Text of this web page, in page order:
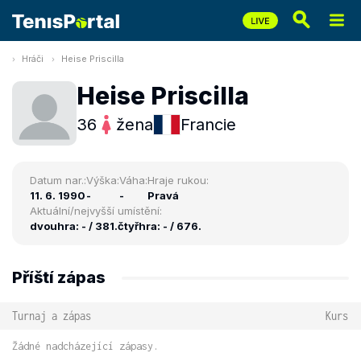
Hráči Heise Priscilla
Heise Priscilla
36 žena Francie
Datum nar.:
11. 6. 1990
Výška:
-
Váha:
-
Hraje rukou:
Pravá
Aktuální/nejvyšší umístění:
dvouhra: - / 381.čtyřhra: - / 676.
Příští zápas
Turnaj a zápas Kurs
Žádné nadcházející zápasy.